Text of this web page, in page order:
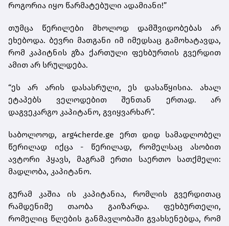
როგორია იყო წარმატებული ადამიანი!”
თუმცა წერილები მხოლოდ დამშვიდობებას არ
ეხებოდა. ბევრი მათგანი იმ იმედსაც გამოხატავდა,
რომ კაპიტნის გზა ქართული ფეხბურთის გვერდით
ამით არ სრულდება.
“ეს არ არის დასასრული, ეს დასაწყისია. ახალ
ეტაპებს ველოდებით შენთან ერთად. არ
დაგვეკარგო კაპიტანო, გვიყვარხარ”.
საბოლოოდ, arg4cherde.ge ერთ დიდ სამადლობელ
წერილად იქცა - წერილად, რომელსაც ასობით
ავტორი ჰყავს, მაგრამ ერთი საერთო სათქმელი:
მადლობა, კაპიტანო.
გურამ კაშია ის კაპიტანია, რომლის გვერდითაც
რამდენიმე თაობა გაიზარდა. ფეხბურთელი,
რომელიც წლების განმავლობაში გვახსენებდა, რომ